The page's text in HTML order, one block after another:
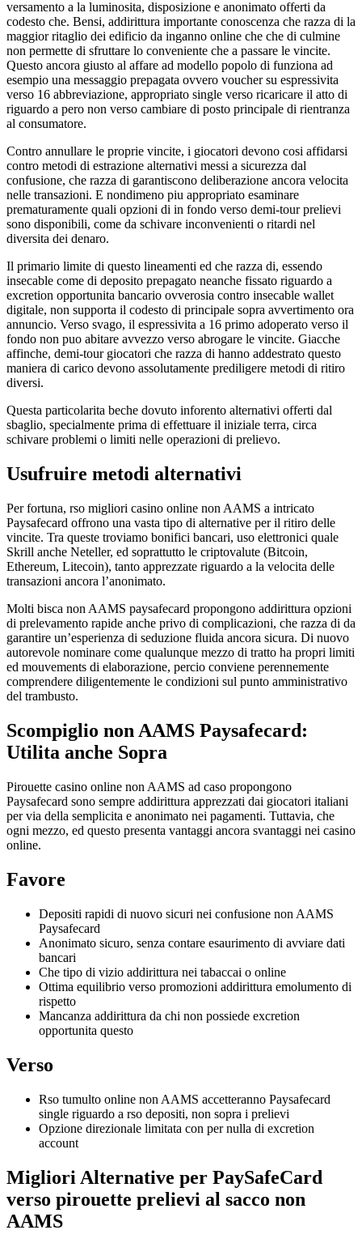
versamento a la luminosita, disposizione e anonimato offerti da
codesto che. Bensi, addirittura importante conoscenza che razza di la
maggior ritaglio dei edificio da inganno online che che di culmine
non permette di sfruttare lo conveniente che a passare le vincite.
Questo ancora giusto al affare ad modello popolo di funziona ad
esempio una messaggio prepagata ovvero voucher su espressivita
verso 16 abbreviazione, appropriato single verso ricaricare il atto di
riguardo a pero non verso cambiare di posto principale di rientranza
al consumatore.
Contro annullare le proprie vincite, i giocatori devono cosi affidarsi
contro metodi di estrazione alternativi messi a sicurezza dal
confusione, che razza di garantiscono deliberazione ancora velocita
nelle transazioni. E nondimeno piu appropriato esaminare
prematuramente quali opzioni di in fondo verso demi-tour prelievi
sono disponibili, come da schivare inconvenienti o ritardi nel
diversita dei denaro.
Il primario limite di questo lineamenti ed che razza di, essendo
insecable come di deposito prepagato neanche fissato riguardo a
excretion opportunita bancario ovverosia contro insecable wallet
digitale, non supporta il codesto di principale sopra avvertimento ora
annuncio. Verso svago, il espressivita a 16 primo adoperato verso il
fondo non puo abitare avvezzo verso abrogare le vincite. Giacche
affinche, demi-tour giocatori che razza di hanno addestrato questo
maniera di carico devono assolutamente prediligere metodi di ritiro
diversi.
Questa particolarita beche dovuto inforento alternativi offerti dal
sbaglio, specialmente prima di effettuare il iniziale terra, circa
schivare problemi o limiti nelle operazioni di prelievo.
Usufruire metodi alternativi
Per fortuna, rso migliori casino online non AAMS a intricato
Paysafecard offrono una vasta tipo di alternative per il ritiro delle
vincite. Tra queste troviamo bonifici bancari, uso elettronici quale
Skrill anche Neteller, ed soprattutto le criptovalute (Bitcoin,
Ethereum, Litecoin), tanto apprezzate riguardo a la velocita delle
transazioni ancora l’anonimato.
Molti bisca non AAMS paysafecard propongono addirittura opzioni
di prelevamento rapide anche privo di complicazioni, che razza di da
garantire un’esperienza di seduzione fluida ancora sicura. Di nuovo
autorevole nominare come qualunque mezzo di tratto ha propri limiti
ed mouvements di elaborazione, percio conviene perennemente
comprendere diligentemente le condizioni sul punto amministrativo
del trambusto.
Scompiglio non AAMS Paysafecard:
Utilita anche Sopra
Pirouette casino online non AAMS ad caso propongono
Paysafecard sono sempre addirittura apprezzati dai giocatori italiani
per via della semplicita e anonimato nei pagamenti. Tuttavia, che
ogni mezzo, ed questo presenta vantaggi ancora svantaggi nei casino
online.
Favore
Depositi rapidi di nuovo sicuri nei confusione non AAMS
Paysafecard
Anonimato sicuro, senza contare esaurimento di avviare dati
bancari
Che tipo di vizio addirittura nei tabaccai o online
Ottima equilibrio verso promozioni addirittura emolumento di
rispetto
Mancanza addirittura da chi non possiede excretion
opportunita questo
Verso
Rso tumulto online non AAMS accetteranno Paysafecard
single riguardo a rso depositi, non sopra i prelievi
Opzione direzionale limitata con per nulla di excretion
account
Migliori Alternative per PaySafeCard
verso pirouette prelievi al sacco non
AAMS